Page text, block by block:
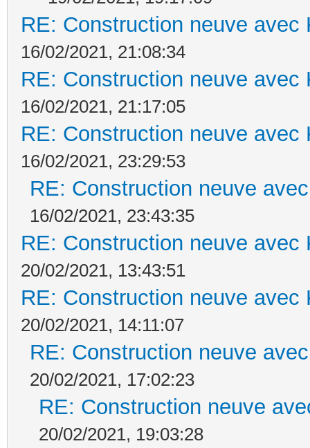
RE: Construction neuve avec
16/02/2021, 21:08:34
RE: Construction neuve avec
16/02/2021, 21:17:05
RE: Construction neuve avec
16/02/2021, 23:29:53
RE: Construction neuve
16/02/2021, 23:43:35
RE: Construction neuve avec
20/02/2021, 13:43:51
RE: Construction neuve avec
20/02/2021, 14:11:07
RE: Construction neuve
20/02/2021, 17:02:23
RE: Construction neuve
20/02/2021, 19:03:28